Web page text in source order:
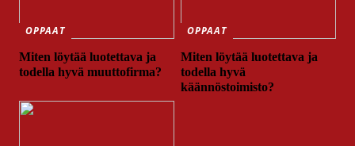
OPPAAT
Miten löytää luotettava ja
todella hyvä muuttofirma?
OPPAAT
Miten löytää luotettava ja
todella hyvä
käännöstoimisto?